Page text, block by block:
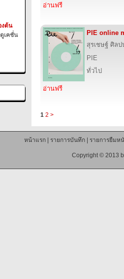
งต้น
เคชั่น
อ่านฟรี
PIE online
สุรเชษฐ์ ศิลป
PIE
ทั่วไป
อ่านฟรี
1 2 >
หน้าแรก| รายการบันทึก| รายการยืมห
Copyright © 2013